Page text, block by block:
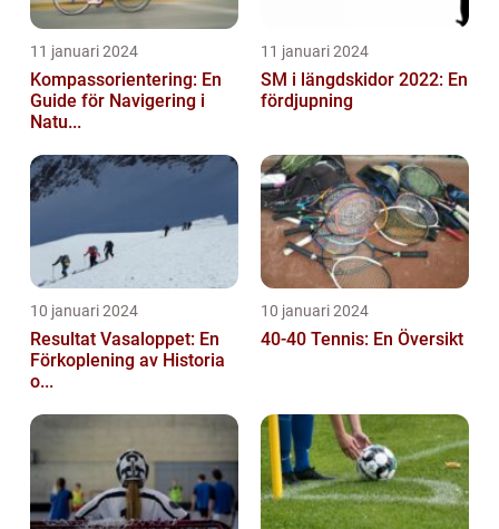
11 januari 2024
Kompassorientering: En
Guide för Navigering i
Natu...
11 januari 2024
SM i längdskidor 2022: En
fördjupning
10 januari 2024
Resultat Vasaloppet: En
Förkoplening av Historia
o...
10 januari 2024
40-40 Tennis: En Översikt